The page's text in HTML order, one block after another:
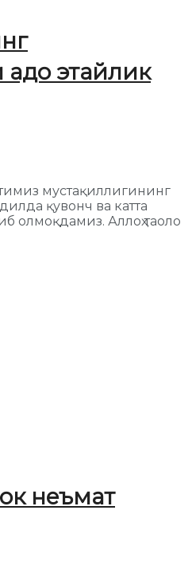
этайлик
мустақиллигининг
қувонч ва катта
олмоқдамиз. Аллоҳ таоло
неъмат